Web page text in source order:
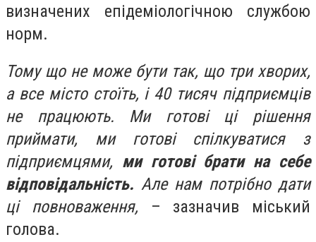
визначених епідеміологічною службою
норм.
Тому що не може бути так, що три хворих,
а все місто стоїть, і 40 тисяч підприємців
не працюють. Ми готові ці рішення
приймати, ми готові спілкуватися з
підприємцями, ми готові брати на себе
відповідальність. Але нам потрібно дати
ці повноваження, – зазначив міський
голова.